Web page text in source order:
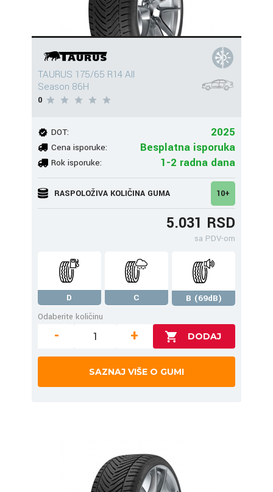
TAURUS 175/65 R14 All
Season 86H
0
DOT: 2025
Cena isporuke: Besplatna isporuka
Rok isporuke: 1-2 radna dana
RASPOLOŽIVA KOLIČINA GUMA 10+
5.031 RSD
sa PDV-om
D C
B (69dB)
Odaberite količinu
- +
SAZNAJ VIŠE O GUMI